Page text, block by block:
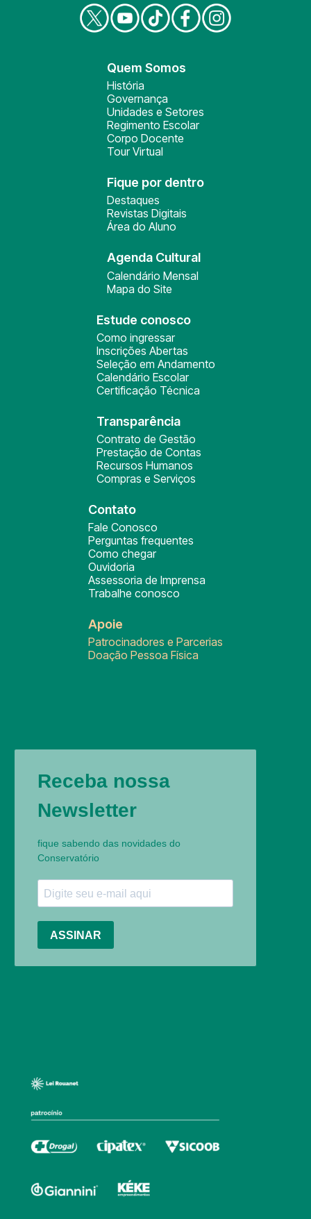
Quem Somos
História
Governança
Unidades e Setores
Regimento Escolar
Corpo Docente
Tour Virtual
Fique por dentro
Destaques
Revistas Digitais
Área do Aluno
Agenda Cultural
Calendário Mensal
Mapa do Site
Estude conosco
Como ingressar
Inscrições Abertas
Seleção em Andamento
Calendário Escolar
Certificação Técnica
Transparência
Contrato de Gestão
Prestação de Contas
Recursos Humanos
Compras e Serviços
Contato
Fale Conosco
Perguntas frequentes
Como chegar
Ouvidoria
Assessoria de Imprensa
Trabalhe conosco
Apoie
Patrocinadores e Parcerias
Doação Pessoa Física